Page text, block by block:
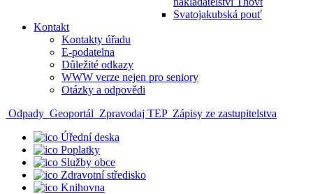
Svatojakubská pouť
Kontakt
Kontakty úřadu
E-podatelna
Důležité odkazy
WWW verze nejen pro seniory
Otázky a odpovědi
Odpady Geoportál Zpravodaj TEP Zápisy ze zastupitelstva
Úřední deska
Poplatky
Služby obce
Zdravotní středisko
Knihovna